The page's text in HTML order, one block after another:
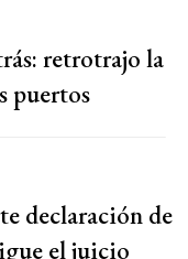
retrotrajo la
puertos
declaración de
el juicio